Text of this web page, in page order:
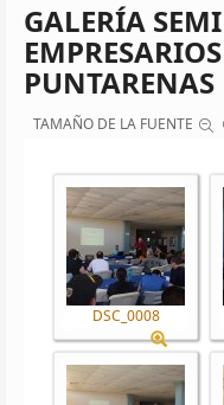
GALERÍA
PUNTARENAS
TAMAÑO DE LA FUENTE
DSC_0008